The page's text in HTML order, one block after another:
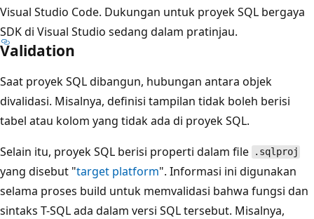
Visual Studio Code. Dukungan untuk proyek SQL bergaya
SDK di Visual Studio sedang dalam pratinjau.
Validation
Saat proyek SQL dibangun, hubungan antara objek
divalidasi. Misalnya, definisi tampilan tidak boleh berisi
tabel atau kolom yang tidak ada di proyek SQL.
Selain itu, proyek SQL berisi properti dalam file
.sqlproj
yang disebut "target platform". Informasi ini digunakan
selama proses build untuk memvalidasi bahwa fungsi dan
sintaks T-SQL ada dalam versi SQL tersebut. Misalnya,